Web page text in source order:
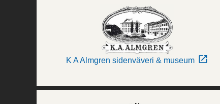
K A Almgren sidenväveri & museum